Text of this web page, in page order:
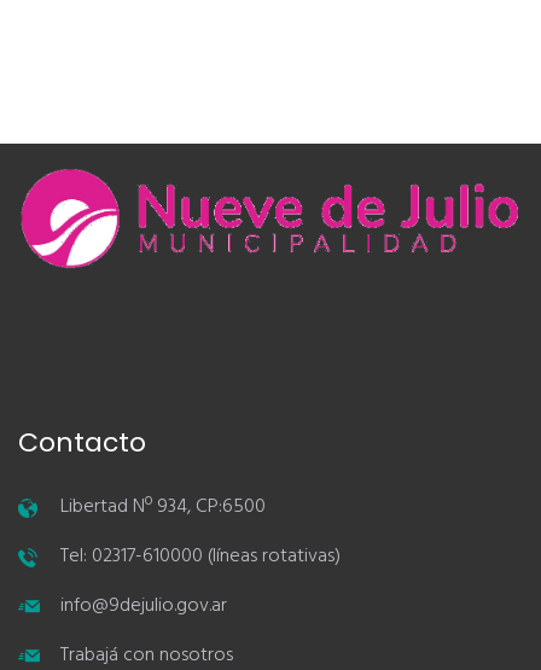
Contacto
Libertad Nº 934, CP:6500
Tel: 02317-610000 (líneas rotativas)
info@9dejulio.gov.ar
Trabajá con nosotros